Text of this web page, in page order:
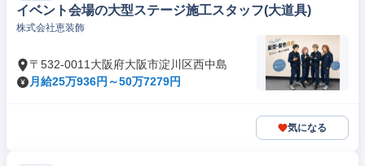
イベント会場の大型ステージ施工スタッフ(大道具)
株式会社恵装飾
〒532-0011大阪府大阪市淀川区西中島
月給25万936円～50万7279円
気になる